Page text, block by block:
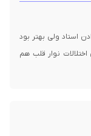
استاد ولی بهتر بود
نوار قلب هم